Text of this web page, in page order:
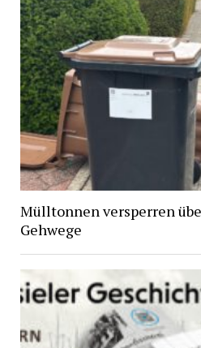
Mülltonnen versperren
Gehwege